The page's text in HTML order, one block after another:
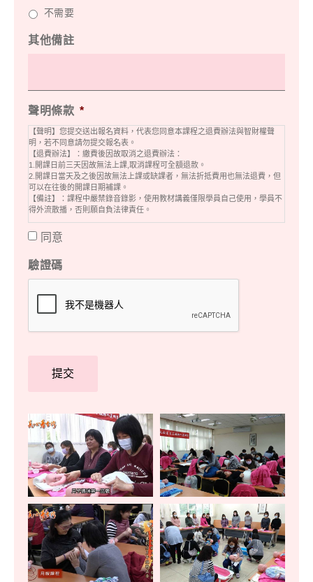
不需要
其他備註
聲明條款 *
【聲明】您提交送出報名資料，代表您同意本課程之退費辦法與智財權聲
明，若不同意請勿提交報名表。
【退費辦法】：繳費後因故取消之退費辦法：
1.開課日前三天因故無法上課,取消課程可全額退款。
2.開課日當天及之後因故無法上課或缺課者，無法折抵費用也無法退費，但
可以在往後的開課日期補課。
【備註】：課程中嚴禁錄音錄影，使用教材講義僅限學員自己使用，學員不
得外流散播，否則願自負法律責任。
同意
驗證碼